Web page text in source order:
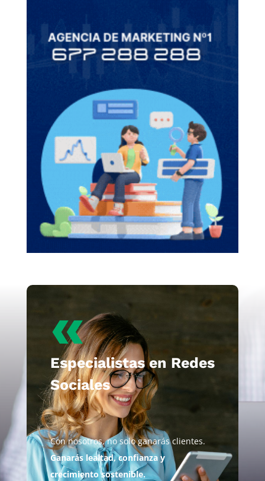
«
Especialistas en Redes
Sociales
Con nosotros, no solo ganarás clientes.
Ganarás lealtad, confianza y
crecimiento sostenible.